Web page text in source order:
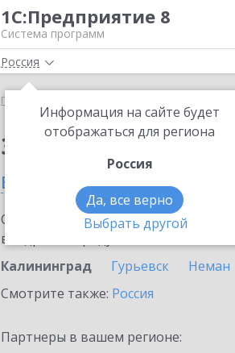
1С:Предприятие 8
Система программ
Россия
Информация на сайте будет
отображаться для региона
Россия
Да, все верно
Выбрать другой
Главная
Заказать
в Калининграде
Ознакомьтесь с информационными
внедрение продукта.
Калининград
Гурьевск
Неман
Смотрите также: Россия
Партнеры в вашем регионе: